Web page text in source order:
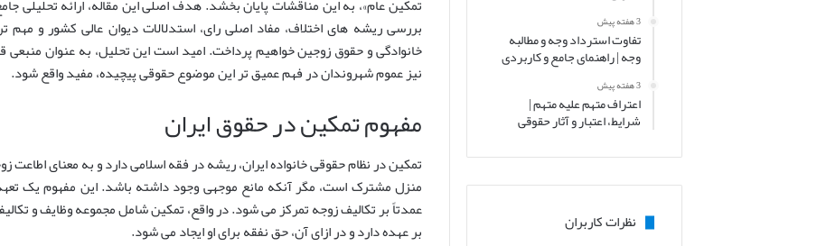
تمکین عام»، به این مناقشات پایان بخشد. هدف اصلی این مقاله، ارائه تحلیلی
بررسی ریشه های اختلاف، مفاد اصلی رای، استدلالات دیوان عالی کشور و مهم
خانوادگی و حقوق زوجین خواهیم پرداخت. امید است این تحلیل، به عنوان منبعی
نیز عموم شهروندان در فهم عمیق تر این موضوع حقوقی پیچیده، مفید واقع شود.
مفهوم تمکین در حقوق ایران
تمکین در نظام حقوقی خانواده ایران، ریشه در فقه اسلامی دارد و به معنای
منزل مشترک است، مگر آنکه مانع موجهی وجود داشته باشد. این مفهوم یک
عمدتاً بر تکالیف زوجه تمرکز می شود. در واقع، تمکین شامل مجموعه وظایف و
بر عهده دارد و در ازای آن، حق نفقه برای او ایجاد می شود.
3 هفته پیش
تفاوت استرداد وجه و مطالبه
وجه | راهنمای جامع و کاربردی
3 هفته پیش
اعتراف متهم علیه متهم |
شرایط، اعتبار و آثار حقوقی
نظرات کاربران